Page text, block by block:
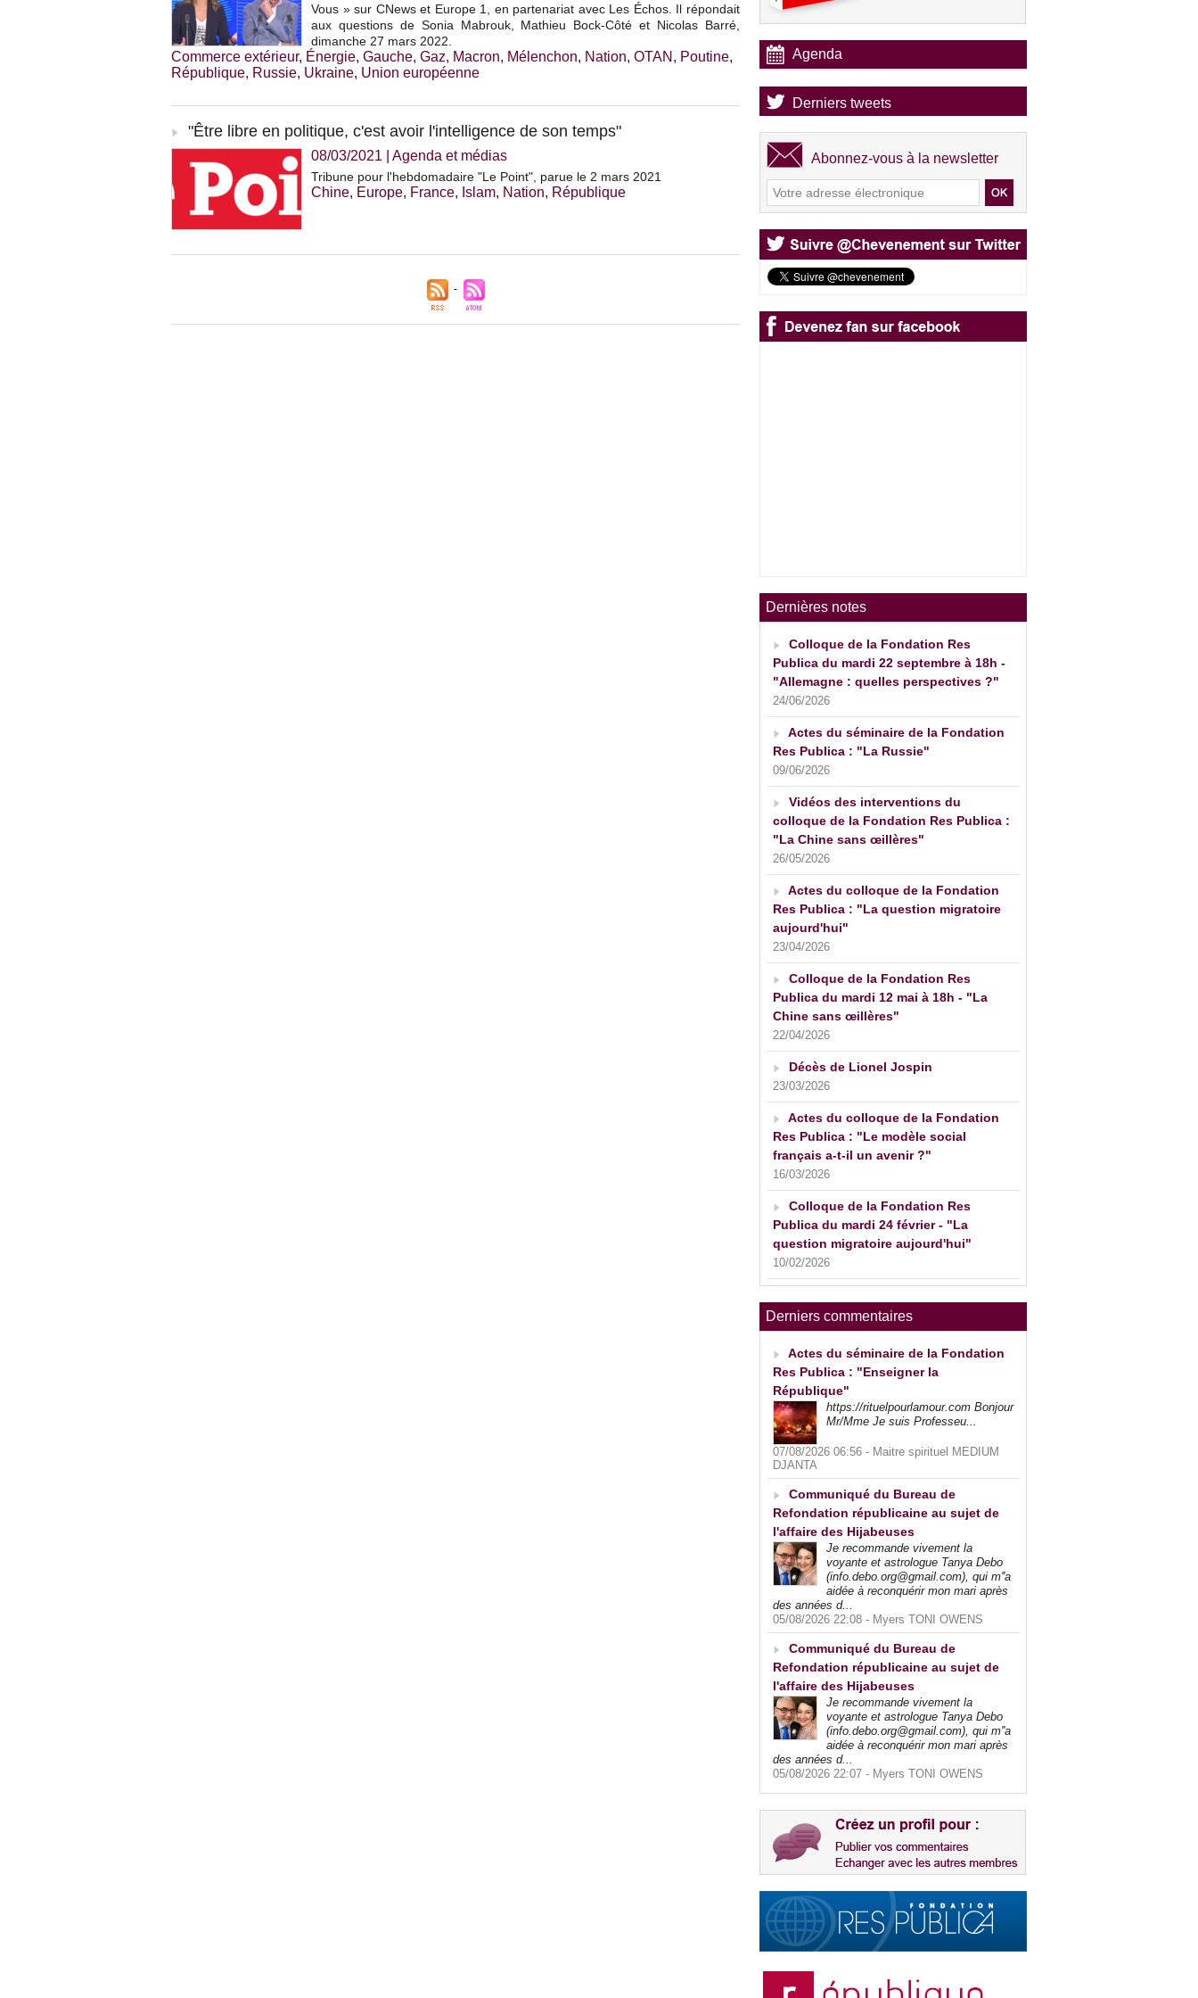
Vous » sur CNews et Europe 1, en partenariat avec Les Échos. Il répondait
aux questions de Sonia Mabrouk, Mathieu Bock-Côté et Nicolas Barré,
dimanche 27 mars 2022.
Commerce extérieur, Énergie, Gauche, Gaz, Macron, Mélenchon, Nation, OTAN , Poutine,
République, Russie, Ukraine, Union européenne
"Être libre en politique, c'est avoir l'intelligence de son temps"
08/03/2021 Agenda et médias
Tribune pour l'hebdomadaire "Le Point", parue le 2 mars 2021
Chine, Europe, France, Islam, Nation, République
Agenda
Derniers tweets
Abonnez-vous à la newsletter
Dernières notes
Colloque de la Fondation Res
Publica du mardi 22 septembre à 18h -
"Allemagne : quelles perspectives ?"
24/06/2026
Actes du séminaire de la Fondation
Res Publica : "La Russie"
09/06/2026
Vidéos des interventions du
colloque de la Fondation Res Publica :
"La Chine sans œillères"
26/05/2026
Actes du colloque de la Fondation
Res Publica : "La question migratoire
aujourd'hui"
23/04/2026
Colloque de la Fondation Res
Publica du mardi 12 mai à 18h - "La
Chine sans œillères"
22/04/2026
Décès de Lionel Jospin
23/03/2026
Actes du colloque de la Fondation
Res Publica : "Le modèle social
français a-t-il un avenir ?"
16/03/2026
Colloque de la Fondation Res
Publica du mardi 24 février - "La
question migratoire aujourd'hui"
10/02/2026
Derniers commentaires
Actes du séminaire de la Fondation
Res Publica : "Enseigner la
République"
https://rituelpourlamour.com Bonjour
Mr/Mme Je suis Professeu...
07/08/2026 06:56 - Maitre spirituel MEDIUM
DJANTA
Communiqué du Bureau de
Refondation républicaine au sujet de
l'affaire des Hijabeuses
Je recommande vivement la
voyante et astrologue Tanya Debo
(info.debo.org@gmail.com), qui m''a
aidée à reconquérir mon mari après
des années d...
05/08/2026 22:08 - Myers TONI OWENS
Communiqué du Bureau de
Refondation républicaine au sujet de
l'affaire des Hijabeuses
Je recommande vivement la
voyante et astrologue Tanya Debo
(info.debo.org@gmail.com), qui m''a
aidée à reconquérir mon mari après
des années d...
05/08/2026 22:07 - Myers TONI OWENS